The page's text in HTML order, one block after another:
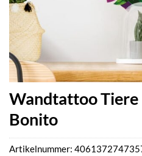
Wandtattoo Tiere
Bonito
Artikelnummer: